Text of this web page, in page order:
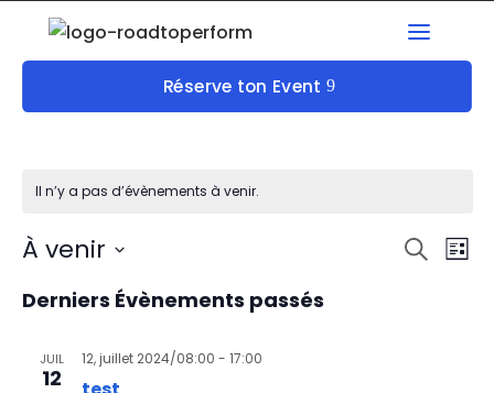
Réserve ton Event
Il n’y a pas d’évènements à venir.
Liste
À venir
une
Derniers Évènements passés
JUIL
12
12, juillet 2024/08:00 - 17:00